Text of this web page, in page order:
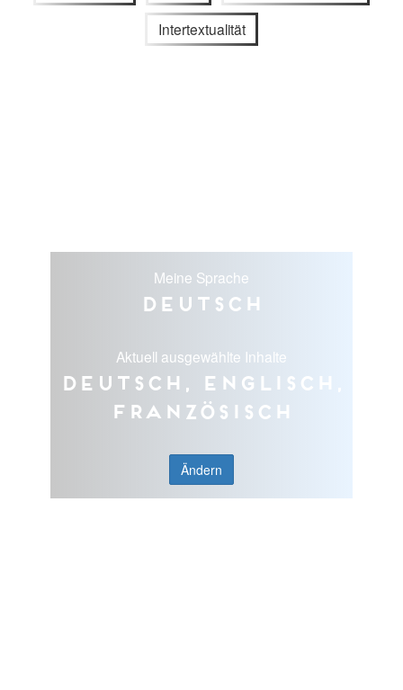
Intertextualität
Meine Sprache
Deutsch
Aktuell ausgewählte Inhalte
Deutsch, Englisch,
Französisch
Ändern